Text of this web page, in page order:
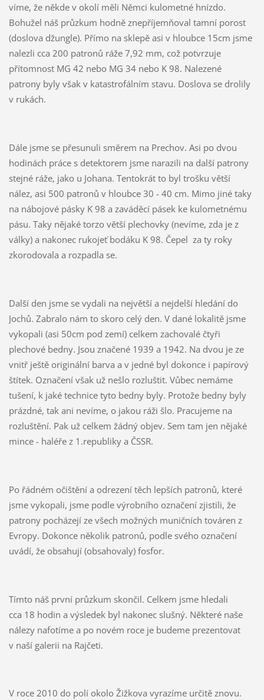
víme, že někde v okolí měli Němci kulometné hnízdo.
Bohužel náš průzkum hodně znepříjemňoval tamní porost
(doslova džungle). Přímo na sklepě asi v hloubce 15cm jsme
nalezli cca 200 patronů ráže 7,92 mm, což potvrzuje
přítomnost MG 42 nebo MG 34 nebo K 98. Nalezené
patrony byly však v katastrofálním stavu. Doslova se drolily
v rukách.
Dále jsme se přesunuli směrem na Prechov. Asi po dvou
hodinách práce s detektorem jsme narazili na další patrony
stejné ráže, jako u Johana. Tentokrát to byl trošku větší
nález, asi 500 patronů v hloubce 30 - 40 cm. Mimo jiné taky
na nábojové pásky K 98 a zaváděcí pásek ke kulometnému
pásu. Taky nějaké torzo větší plechovky (nevíme, zda je z
války) a nakonec rukojeť bodáku K 98. Čepel za ty roky
zkorodovala a rozpadla se.
Další den jsme se vydali na největší a nejdelší hledání do
Jochů. Zabralo nám to skoro celý den. V dané lokalitě jsme
vykopali (asi 50cm pod zemí) celkem zachovalé čtyři
plechové bedny. Jsou značené 1939 a 1942. Na dvou je ze
vnitř ještě originální barva a v jedné byl dokonce i papírový
štítek. Označení však už nešlo rozluštit. Vůbec nemáme
tušení, k jaké technice tyto bedny byly. Protože bedny byly
prázdné, tak ani nevíme, o jakou ráži šlo. Pracujeme na
rozluštění. Pak už celkem žádný objev. Sem tam jen nějaké
mince - haléře z 1.republiky a ČSSR.
Po řádném očištění a odrezení těch lepších patronů, které
jsme vykopali, jsme podle výrobního označení zjistili, že
patrony pocházejí ze všech možných muničních továren z
Evropy. Dokonce několik patronů, podle svého označení
uvádí, že obsahují (obsahovaly) fosfor.
Tímto náš první průzkum skončil. Celkem jsme hledali
cca 18 hodin a výsledek byl nakonec slušný. Některé naše
nálezy nafotíme a po novém roce je budeme prezentovat
v naší galerii na Rajčeti.
V roce 2010 do polí okolo Žižkova vyrazíme určitě znovu.